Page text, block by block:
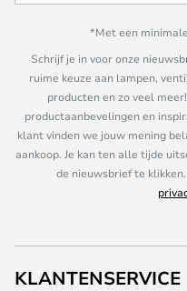
*Met een
Schrijf je in voor onze
ruime keuze aan lampen,
producten en zo veel
productaanbevelingen en
klant vinden we jouw mening
aankoop. Je kan ten alle tijde
de nieuwsbrief te
KLANTENSERVICE